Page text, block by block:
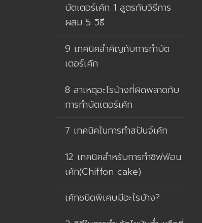
บัตเตอร์เค้ก 1 สูตรกับวิธีการ
ผสม 5 วิธี
9 เทคนิคสำคัญกับการทำบัต
เตอร์เค้ก
8 สาเหตุอะไรบ้างที่ผิดพลาดกับ
การทำบัตเตอร์เค้ก
7 เทคนิคในการทำสปันจ์เค้ก
12 เทคนิคสำหรับการทำชิฟฟ่อน
เค้ก(Chiffon cake)
เค้กชนิดพิเศษมีอะไรบ้าง?